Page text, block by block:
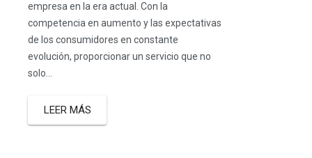
empresa en la era actual. Con la
competencia en aumento y las expectativas
de los consumidores en constante
evolución, proporcionar un servicio que no
solo...
LEER MÁS